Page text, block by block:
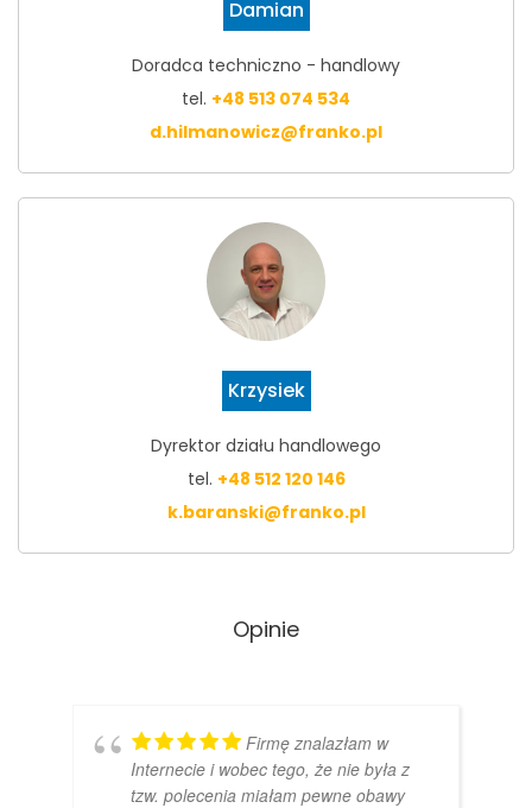
Damian
Doradca techniczno - handlowy
tel. +48 513 074 534
d.hilmanowicz@franko.pl
Krzysiek
Dyrektor działu handlowego
tel. +48 512 120 146
k.baranski@franko.pl
Opinie
Firmę znalazłam w
Internecie i wobec tego, że nie była z
tzw. polecenia miałam pewne obawy